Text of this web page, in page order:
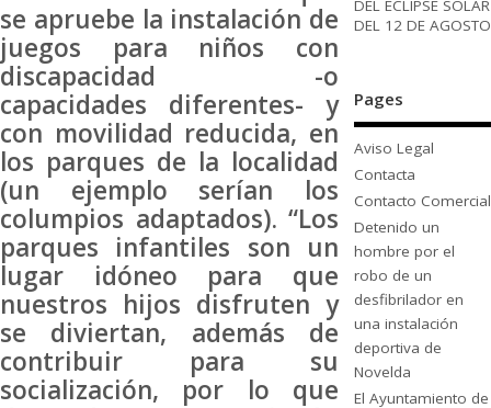
se apruebe la instalación de
juegos para niños con
discapacidad -o
capacidades diferentes- y
con movilidad reducida, en
los parques de la localidad
(un ejemplo serían los
columpios adaptados). “Los
parques infantiles son un
lugar idóneo para que
nuestros hijos disfruten y
se diviertan, además de
contribuir para su
socialización, por lo que
DEL ECLIPSE SOLAR
DEL 12 DE AGOSTO
Pages
Aviso Legal
Contacta
Contacto Comercial
Detenido un
hombre por el
robo de un
desfibrilador en
una instalación
deportiva de
Novelda
El Ayuntamiento de